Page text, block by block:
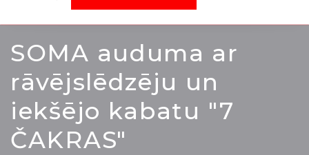
SOMA auduma ar
rāvējslēdzēju un
iekšējo kabatu "7
ČAKRAS"